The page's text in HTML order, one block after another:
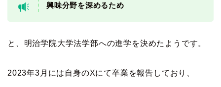
興味分野を深めるため
と、明治学院大学法学部への進学を決めたようです。
2023年3月には自身のXにて卒業を報告しており、